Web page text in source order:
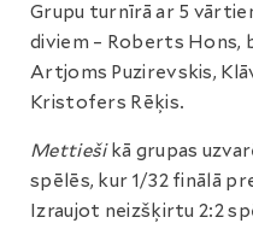
Grupu turnīrā ar 5
diviem – Roberts Hons,
Artjoms Puzirevskis,
Kristofers Rēķis.
Mettiešikā grupas
spēlēs, kur 1/32 finālā
Izraujot neizšķirtu 2:2